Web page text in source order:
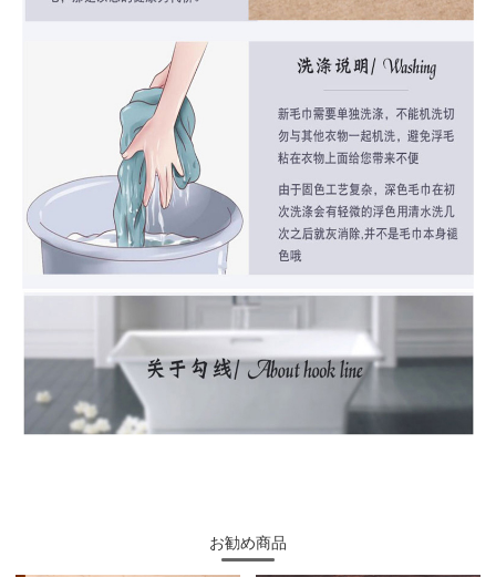
お勧め商品